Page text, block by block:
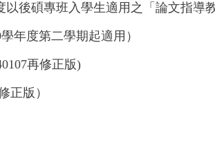
後碩專班入學生適用之「論文指導
年度第二學期起適用 ）
再修正版)
正版）